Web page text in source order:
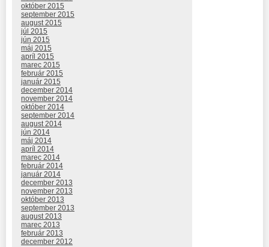
október 2015
september 2015
august 2015
júl 2015
jún 2015
máj 2015
apríl 2015
marec 2015
február 2015
január 2015
december 2014
november 2014
október 2014
september 2014
august 2014
jún 2014
máj 2014
apríl 2014
marec 2014
február 2014
január 2014
december 2013
november 2013
október 2013
september 2013
august 2013
marec 2013
február 2013
december 2012